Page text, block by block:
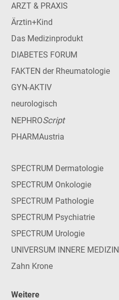
ARZT & PRAXIS
Ärztin+Kind
Das Medizinprodukt
DIABETES FORUM
FAKTEN der Rheumatologie
GYN-AKTIV
neurologisch
NEPHROScript
PHARMAustria
SPECTRUM Dermatologie
SPECTRUM Onkologie
SPECTRUM Pathologie
SPECTRUM Psychiatrie
SPECTRUM Urologie
UNIVERSUM INNERE MEDIZIN
Zahn Krone
Weitere